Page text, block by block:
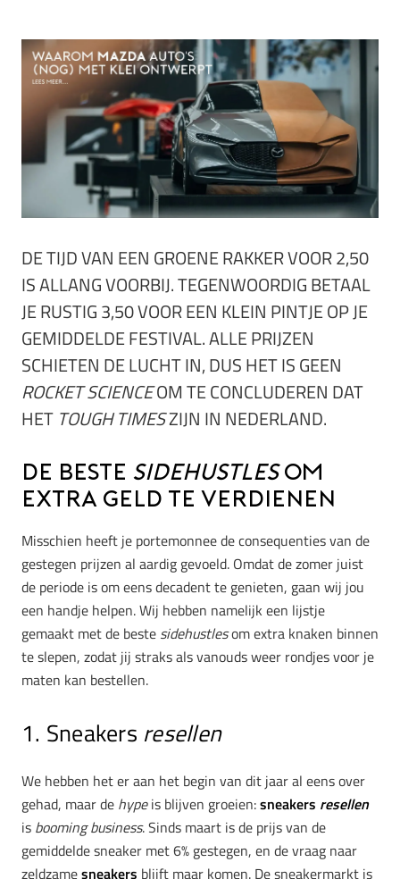
DE TIJD VAN EEN GROENE RAKKER VOOR 2,50
IS ALLANG VOORBIJ. TEGENWOORDIG BETAAL
JE RUSTIG 3,50 VOOR EEN KLEIN PINTJE OP JE
GEMIDDELDE FESTIVAL. ALLE PRIJZEN
SCHIETEN DE LUCHT IN, DUS HET IS GEEN
ROCKET SCIENCEOM TE CONCLUDEREN DAT
HET TOUGH TIMESZIJN IN NEDERLAND.
De beste sidehustles om
extra geld te verdienen
Misschien heeft je portemonnee de consequenties van de
gestegen prijzen al aardig gevoeld. Omdat de zomer juist
de periode is om eens decadent te genieten, gaan wij jou
een handje helpen. Wij hebben namelijk een lijstje
gemaakt met de beste sidehustlesom extra knaken binnen
te slepen, zodat jij straks als vanouds weer rondjes voor je
maten kan bestellen.
1. Sneakers resellen
We hebben het er aan het begin van dit jaar al eens over
gehad, maar de hypeis blijven groeien:sneakers resellen
is booming business. Sinds maart is de prijs van de
gemiddelde sneaker met 6% gestegen, en de vraag naar
zeldzamesneakers blijft maar komen. De sneakermarkt is